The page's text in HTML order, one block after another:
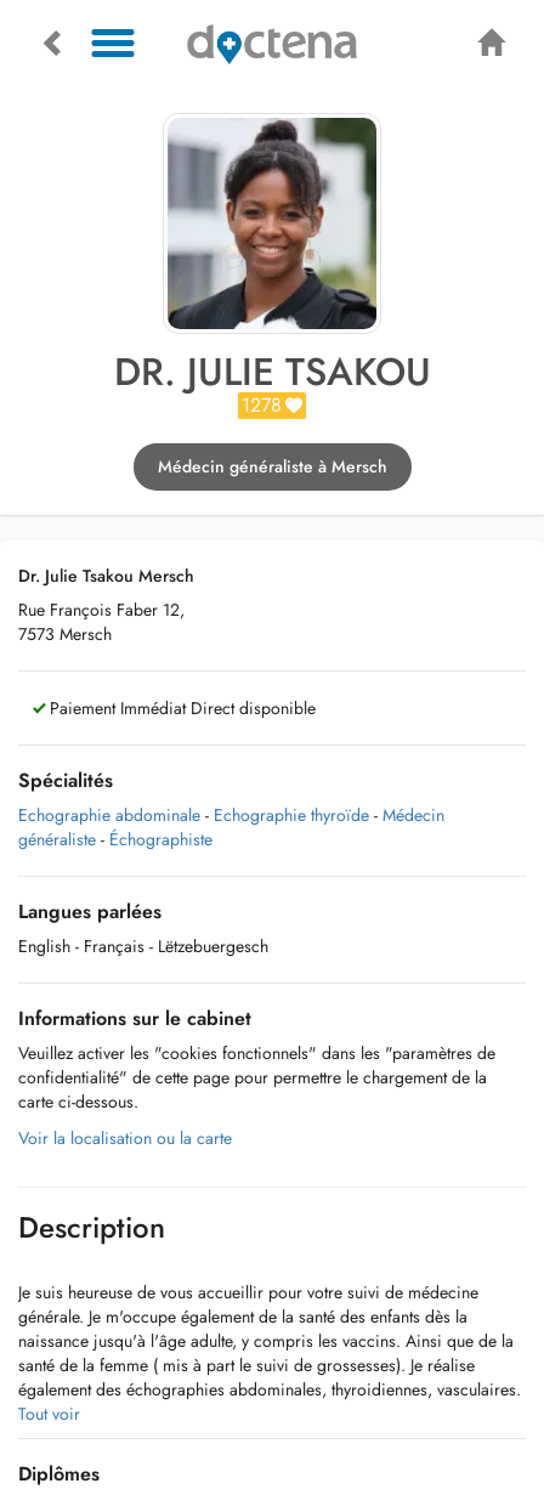
DR. JULIE TSAKOU
1278
Médecin généraliste à Mersch
Dr. Julie Tsakou Mersch
Rue François Faber 12,
7573 Mersch
Paiement Immédiat Direct disponible
Spécialités
Echographie abdominale - Echographie thyroïde - Médecin
généraliste - Échographiste
Langues parlées
English - Français - Lëtzebuergesch
Informations sur le cabinet
Veuillez activer les "cookies fonctionnels" dans les "paramètres de
confidentialité" de cette page pour permettre le chargement de la
carte ci-dessous.
Voir la localisation ou la carte
Description
Je suis heureuse de vous accueillir pour votre suivi de médecine
générale. Je m'occupe également de la santé des enfants dès la
naissance jusqu'à l'âge adulte, y compris les vaccins. Ainsi que de la
santé de la femme ( mis à part le suivi de grossesses). Je réalise
également des échographies abdominales, thyroidiennes, vasculaires.
La prise de rendez vous pour échographie se fait par téléphone au
+352.661.666.446. Pour les autres motifs de rendez vous, merci de
prendre rendez vous uniquement via Doctena.
Tout voir
Diplômes